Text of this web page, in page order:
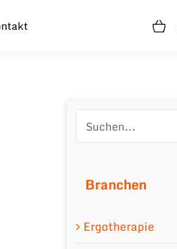
Branchen
Ergotherapie